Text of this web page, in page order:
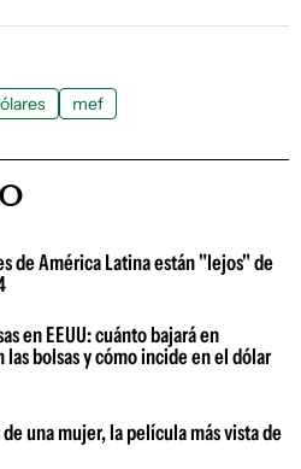
mef
de América Latina están "lejos" de
en EEUU: cuánto bajará en
bolsas y cómo incide en el dólar
una mujer, la película más vista de